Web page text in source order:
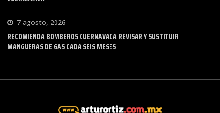
7 agosto, 2026
RECOMIENDA BOMBEROS CUERNAVACA REVISAR Y SUSTITUIR
MANGUERAS DE GAS CADA SEIS MESES